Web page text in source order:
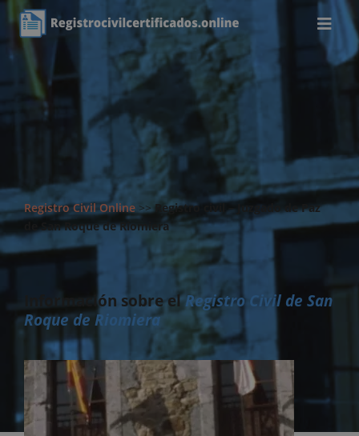
Registro Civil Online >> Registro civil – Juzgado de Paz
de San Roque de Riomiera
Información sobre elRegistro Civil de San
Roque de Riomiera